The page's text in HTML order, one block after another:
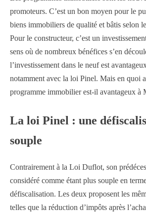
promoteurs. C’est un bon moyen pour le
biens immobiliers de qualité et bâtis selon
Pour le constructeur, c’est un
sens où de nombreux bénéfices s’en
l’investissement dans le neuf est
notamment avec la loi Pinel. Mais en quoi
programme immobilier est-il avantageux à
La loi Pinel : une
souple
Contrairement à la Loi Duflot, son
considéré comme étant plus souple en
défiscalisation. Les deux proposent les
telles que la réduction d’impôts après